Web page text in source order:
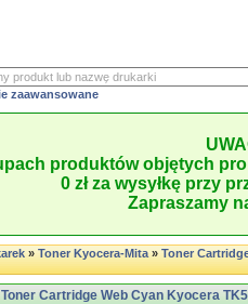
zaawansowane
produktów objętych
0 zł za wysyłkę przy
Zapraszamy
»Toner Kyocera-Mita»Toner
Toner Cartridge Web Cyan Kyocera